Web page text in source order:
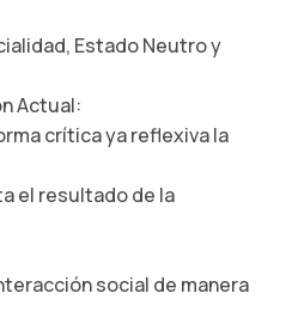
Estado Neutro y
Actual:
crítica ya reflexiva la
el resultado de la
social de manera